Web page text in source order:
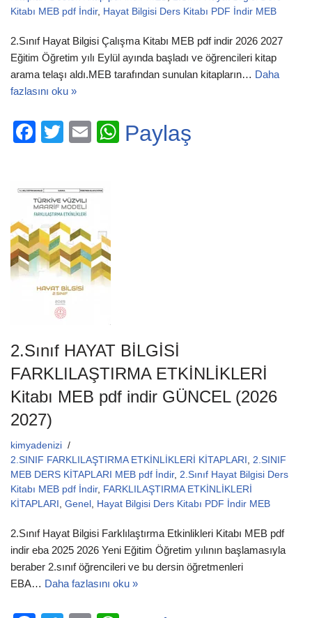
Kitabı MEB pdf İndir, Hayat Bilgisi Ders Kitabı PDF İndir MEB
2.Sınıf Hayat Bilgisi Çalışma Kitabı MEB pdf indir 2026 2027
Eğitim Öğretim yılı Eylül ayında başladı ve öğrencileri kitap
arama telaşı aldı.MEB tarafından sunulan kitapların… Daha
fazlasını oku »
F
e
b
o
o
k
T
er
E
W
Paylaş
2.Sınıf HAYAT BİLGİSİ
FARKLILAŞTIRMA ETKİNLİKLERİ
Kitabı MEB pdf indir GÜNCEL (2026
2027)
kimyadenizi
2.SINIF FARKLILAŞTIRMA ETKİNLİKLERİ KİTAPLARI
2.SINIF
MEB DERS KİTAPLARI MEB pdf İndir, 2.Sınıf Hayat Bilgisi Ders
Kitabı MEB pdf İndir, FARKLILAŞTIRMA ETKİNLİKLERİ
KİTAPLARI
Genel Hayat Bilgisi Ders Kitabı PDF İndir MEB
2.Sınıf Hayat Bilgisi Farklılaştırma Etkinlikleri Kitabı MEB pdf
indir eba 2025 2026 Yeni Eğitim Öğretim yılının başlamasıyla
beraber 2.sınıf öğrencileri ve bu dersin öğretmenleri
EBA… Daha fazlasını oku »